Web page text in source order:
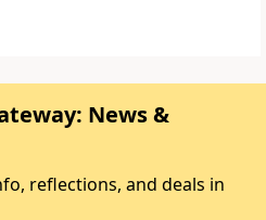
News &
reflections, and deals in